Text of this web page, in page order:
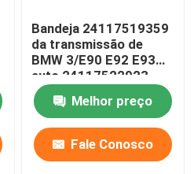
Bandeja 24117519359
da transmissão de
BMW 3/E90 E92 E93
auto 24117522923
24152333903
Melhor preço
Fale Conosco